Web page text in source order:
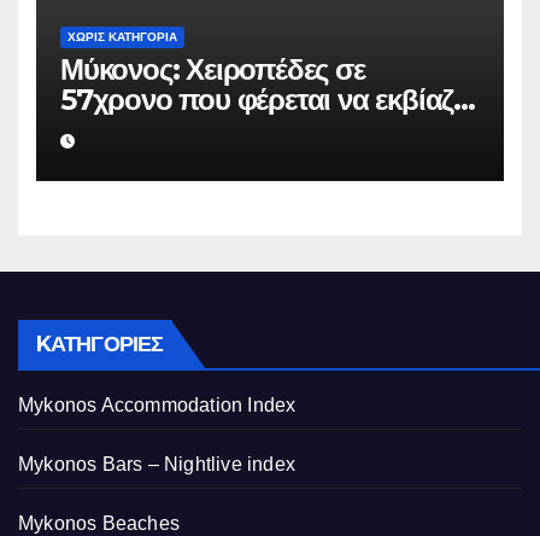
ΧΩΡΊΣ ΚΑΤΗΓΟΡΊΑ
Μύκονος: Χειροπέδες σε
57χρονο που φέρεται να εκβίαζε
επιχείρηση για να «θάψει»
ψευδείς καταγγελίες – Η παγίδα
που του έστησε η ΕΛ.ΑΣ.
KΑΤΗΓΟΡΊΕΣ
Mykonos Accommodation Index
Mykonos Bars – Nightlive index
Mykonos Beaches